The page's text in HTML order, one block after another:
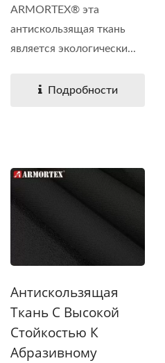
ARMORTEX® эта
антискользящая ткань
является экологически...
Подробности
Антискользящая
Ткань С Высокой
Стойкостью К
Абразивному